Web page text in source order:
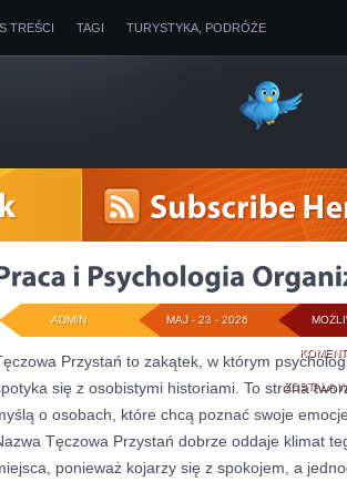
TREŚCI TAGI TURYSTYKA, PODRÓŻE
ZOSTAŁA
MAJ - 23 - 2026
ADMIN
Przystań to zakątek, w którym
się z osobistymi historiami. To strona
o osobach, które chcą poznać swoje emocje.
Tęczowa Przystań dobrze oddaje klimat
ponieważ kojarzy się z spokojem, a